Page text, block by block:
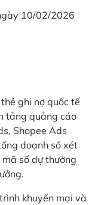
10/02/2026
ghi nợ quốc tế
tảng quảng cáo
Shopee Ads
doanh số xét
số dự thưởng
khuyến mại và